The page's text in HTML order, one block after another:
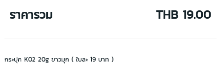
ราคารวม THB 19.00
กระปุก K02 20g ขาวมุก ( ใบละ 19 บาท )